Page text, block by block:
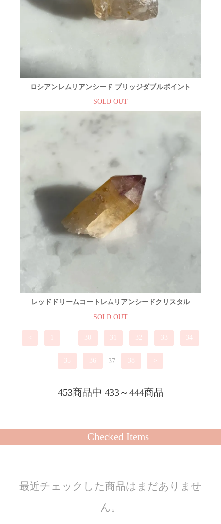
ロシアンレムリアンシード ブリッジダブルポイント
SOLD OUT
レッドドリームコートレムリアンシードクリスタル
SOLD OUT
< 30 31 32 33 34
35 36 37 38 >
453商品中 433～444商品
Checked Items
最近チェックした商品はまだありませ
ん。